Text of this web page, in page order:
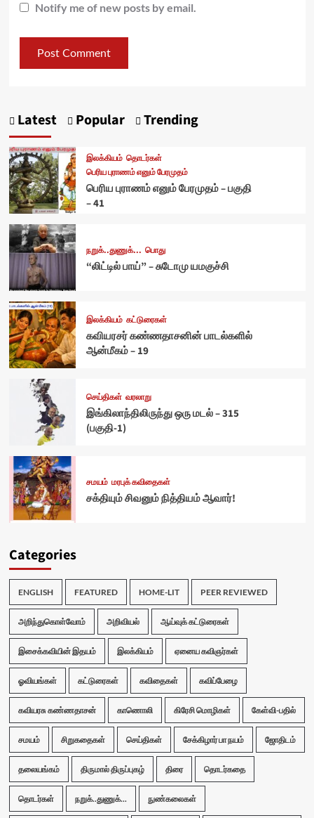
Notify me of new posts by email.
Latest Popular Trending
இலக்கியம் தொடர்கள்
பெரிய புராணம் எனும் பேரமுதம்
பெரிய புராணம் எனும் பேரமுதம் – பகுதி
– 41
நறுக்..துணுக்... பொது
“லிட்டில் பாய்” – சுடோமு யமகுச்சி
இலக்கியம் கட்டுரைகள்
கவியரசர் கண்ணதாசனின் பாடல்களில்
ஆன்மீகம் – 19
செய்திகள் வரலாறு
இங்கிலாந்திலிருந்து ஒரு மடல் – 315
(பகுதி-1)
சமயம் மரபுக் கவிதைகள்
சக்தியும் சிவனும் நித்தியம் ஆவார்!
Categories
ENGLISH FEATURED HOME-LIT PEER REVIEWED
அறிந்துகொள்வோம் அறிவியல் ஆய்வுக் கட்டுரைகள்
இசைக்கவியின் இதயம் இலக்கியம் ஏனைய கவிஞர்கள்
ஓவியங்கள் கட்டுரைகள் கவிதைகள் கவிப்பேழை
கவியரசு கண்ணதாசன் காணொலி கிரேசி மொழிகள் கேள்வி-பதில்
சமயம் சிறுகதைகள் செய்திகள் சேக்கிழார் பா நயம் ஜோதிடம்
தலையங்கம் திருமால் திருப்புகழ் திரை தொடர்கதை
தொடர்கள் நறுக்..துணுக்... நுண்கலைகள்